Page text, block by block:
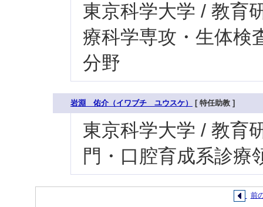
東京科学大学 / 教育
療科学専攻・生体検
分野
岩淵 佑介（イワブチ ユウスケ） [ 特任助教 ]
東京科学大学 / 教育
門・口腔育成系診療
前